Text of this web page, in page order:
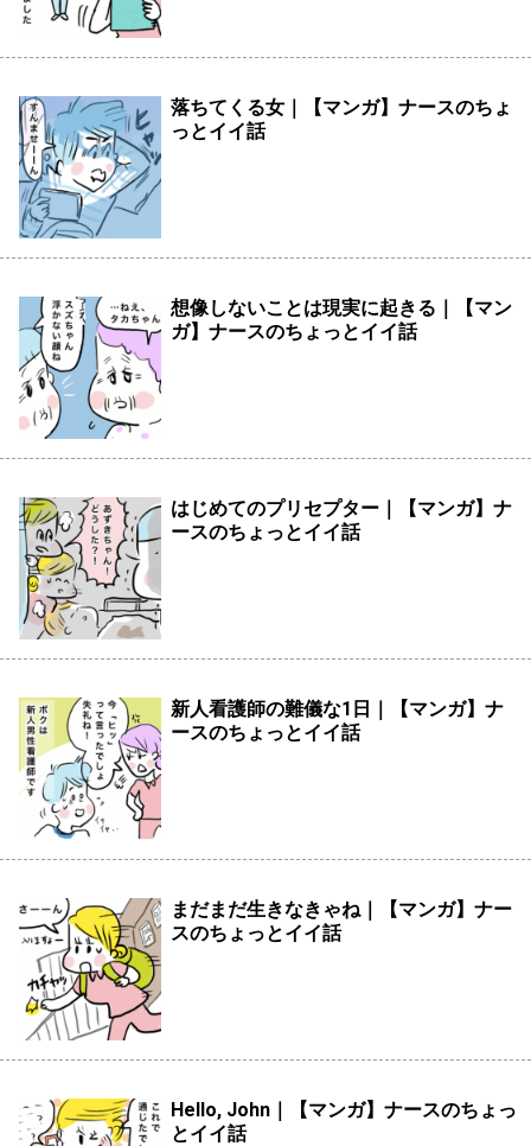
落ちてくる女｜【マンガ】ナースのちょ
っとイイ話
想像しないことは現実に起きる｜【マン
ガ】ナースのちょっとイイ話
はじめてのプリセプター｜【マンガ】ナ
ースのちょっとイイ話
新人看護師の難儀な1日｜【マンガ】ナ
ースのちょっとイイ話
まだまだ生きなきゃね｜【マンガ】ナー
スのちょっとイイ話
Hello, John｜【マンガ】ナースのちょっ
とイイ話